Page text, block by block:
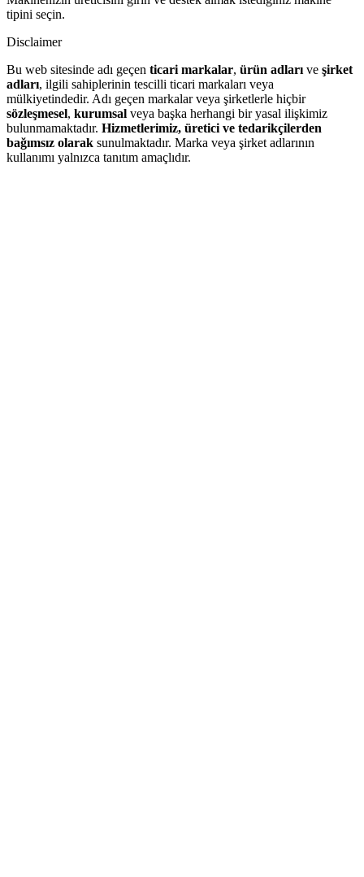
tipini seçin.
Disclaimer
Bu web sitesinde adı geçen ticari markalar, ürün adları ve şirket
adları, ilgili sahiplerinin tescilli ticari markaları veya
mülkiyetindedir. Adı geçen markalar veya şirketlerle hiçbir
sözleşmesel, kurumsal veya başka herhangi bir yasal ilişkimiz
bulunmamaktadır. Hizmetlerimiz, üretici ve tedarikçilerden
bağımsız olarak sunulmaktadır. Marka veya şirket adlarının
kullanımı yalnızca tanıtım amaçlıdır.